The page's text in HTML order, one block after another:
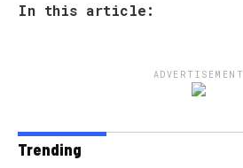
In this article:
ADVERTISEMENT
Trending